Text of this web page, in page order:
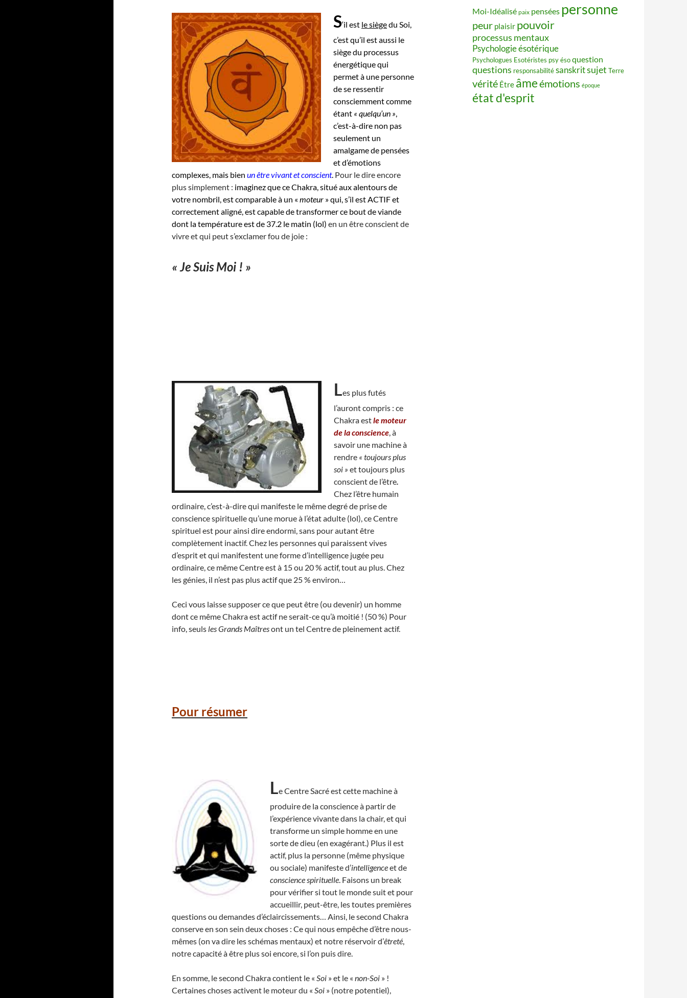
S‘il est le siègedu Soi,
c’est qu’il est aussi le
siège du processus
énergétique qui
permet à une personne
de se ressentir
consciemment comme
étant « quelqu’un »,
c’est-à-dire non pas
seulement un
amalgame de pensées
et d’émotions
complexes, mais bien un être vivant et conscient. Pour le dire encore
plus simplement : imaginez que ce Chakra, situé aux alentours de
votre nombril, est comparable à un « moteur » qui, s’il est ACTIF et
correctement aligné, est capable de transformer ce bout de viande
dont la température est de 37.2 le matin (lol) en un être conscient de
vivre et qui peut s’exclamer fou de joie :
« Je Suis Moi ! »
Les plus futés
l’auront compris : ce
Chakra estle moteur
de la conscience, à
savoir une machine à
rendre « toujours plus
soi » et toujours plus
conscient de l’être.
Chez l’être humain
ordinaire, c’est-à-dire qui manifeste le même degré de prise de
conscience spirituelle qu’une morue à l’état adulte (lol), ce Centre
spirituel est pour ainsi dire endormi, sans pour autant être
complètement inactif. Chez les personnes qui paraissent vives
d’esprit et qui manifestent une forme d’intelligence jugée peu
ordinaire, ce même Centre est à 15 ou 20 % actif, tout au plus. Chez
les génies, il n’est pas plus actif que 25 % environ…
Ceci vous laisse supposer ce que peut être (ou devenir) un homme
dont ce même Chakra est actif ne serait-ce qu’à moitié ! (50 %) Pour
info, seuls les Grands Maîtresont un tel Centre de pleinement actif.
Pour résumer
Le Centre Sacré est cette machine à
produire de la conscience à partir de
l’expérience vivante dans la chair, et qui
transforme un simple homme en une
sorte de dieu (en exagérant.) Plus il est
actif, plus la personne (même physique
ou sociale) manifeste d’intelligenceet de
conscience spirituelle. Faisons un break
pour vérifier si tout le monde suit et pour
accueillir, peut-être, les toutes premières
questions ou demandes d’éclaircissements… Ainsi, le second Chakra
conserve en son sein deux choses : Ce qui nous empêche d’être nous-
mêmes (on va dire les schémas mentaux) et notre réservoir d’êtreté,
notre capacité à être plus soi encore, si l’on puis dire.
En somme, le second Chakra contient le « Soi » et le « non-Soi » !
Certaines choses activent le moteur du « Soi » (notre potentiel),
Moi-Idéalisé paix pensées personne
peur plaisir pouvoir
processus mentaux
Psychologie ésotérique
Psychologues Esotéristes psy ésoquestion
questions responsabilitésanskritsujet Terre
vérité Être âmeémotions époque
état d'esprit